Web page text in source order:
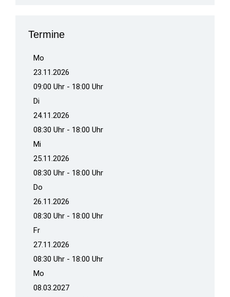
Termine
Mo
23.11.2026
09:00 Uhr - 18:00 Uhr
Di
24.11.2026
08:30 Uhr - 18:00 Uhr
Mi
25.11.2026
08:30 Uhr - 18:00 Uhr
Do
26.11.2026
08:30 Uhr - 18:00 Uhr
Fr
27.11.2026
08:30 Uhr - 18:00 Uhr
Mo
08.03.2027